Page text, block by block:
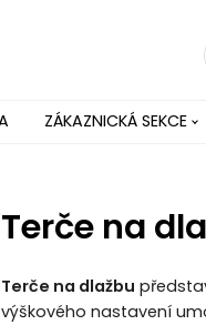
ZÁKAZNICKÁ SEKCE
Terče na
Terče na dlažbu
výškového nastavení